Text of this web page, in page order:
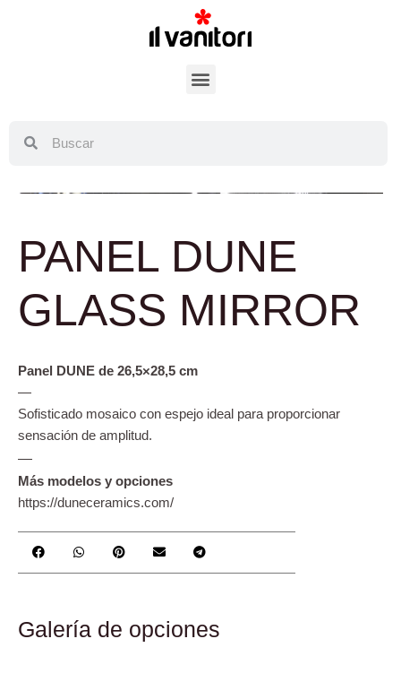
PANEL DUNE
GLASS MIRROR
Panel DUNE de 26,5×28,5 cm
—
Sofisticado mosaico con espejo ideal para proporcionar
sensación de amplitud.
—
Más modelos y opciones
https://duneceramics.com/
Galería de opciones